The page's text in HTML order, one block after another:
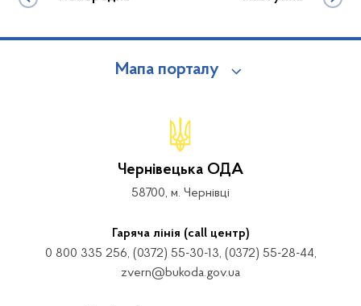
Мапа порталу
Чернівецька ОДА
58700, м. Чернівці
Гаряча лінія (call центр)
0 800 335 256, (0372) 55-30-13, (0372) 55-28-44,
zvern@bukoda.gov.ua